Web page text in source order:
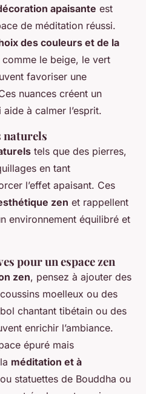
apaisante est
de méditation réussi.
des couleurs et de la
le beige, le vert
favoriser une
nuances créent un
à calmer l’esprit.
naturels
tels que des pierres,
en tant
l’effet apaisant. Ces
zen et rappellent
environnement équilibré et
pour un espace zen
zen, pensez à ajouter des
moelleux ou des
chantant tibétain ou des
enrichir l’ambiance.
épuré mais
méditation et à
statuettes de Bouddha ou